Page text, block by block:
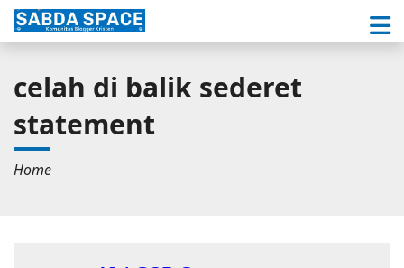
celah di balik sederet
statement
Home